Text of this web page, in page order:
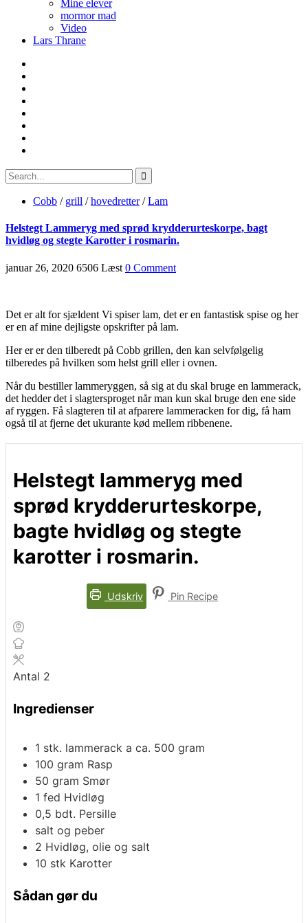
Mine elever
mormor mad
Video
Lars Thrane
Cobb / grill /hovedretter/Lam
Helstegt Lammeryg med sprød krydderurteskorpe, bagt
hvidløg og stegte Karotter i rosmarin.
januar 26, 2020 6506 Læst 0 Comment
Det er alt for sjældent Vi spiser lam, det er en fantastisk spise og her
er en af mine dejligste opskrifter på lam.
Her er er den tilberedt på Cobb grillen, den kan selvfølgelig
tilberedes på hvilken som helst grill eller i ovnen.
Når du bestiller lammeryggen, så sig at du skal bruge en lammerack,
det hedder det i slagtersproget når man kun skal bruge den ene side
af ryggen. Få slagteren til at afparere lammeracken for dig, få ham
også til at fjerne det ukurante kød mellem ribbenene.
Helstegt lammeryg med
sprød krydderurteskorpe,
bagte hvidløg og stegte
karotter i rosmarin.
Udskriv Pin Recipe
Antal 2
Ingredienser
1 stk. lammerack a ca. 500 gram
100 gram Rasp
50 gram Smør
1 fed Hvidløg
0,5 bdt. Persille
salt og peber
2 Hvidløg, olie og salt
10 stk Karotter
Sådan gør du